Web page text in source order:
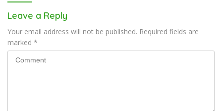
Leave a Reply
Your email address will not be published. Required fields are
marked *